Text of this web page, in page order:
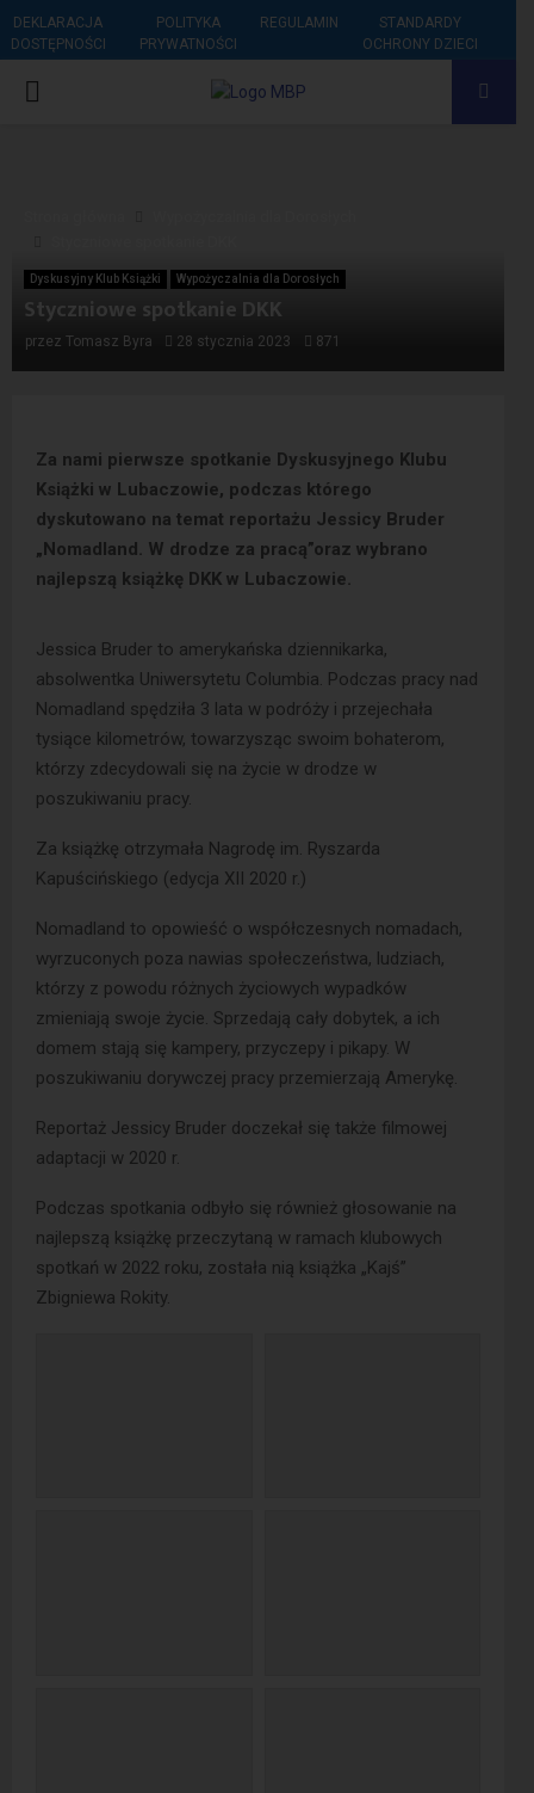
DEKLARACJA
DOSTĘPNOŚCI
POLITYKA
PRYWATNOŚCI
REGULAMIN
STANDARDY
OCHRONY DZIECI
PRIMARY
Dyskusyjny Klub Książki Wypożyczalnia dla Dorosłych
Styczniowe spotkanie DKK
przez Tomasz Byra 28 stycznia 2023 871
Za nami pierwsze spotkanie Dyskusyjnego Klubu
Książki w Lubaczowie, podczas którego
dyskutowano na temat reportażu Jessicy Bruder
„Nomadland. W drodze za pracą”oraz wybrano
najlepszą książkę DKK w Lubaczowie.
Jessica Bruder to amerykańska dziennikarka,
absolwentka Uniwersytetu Columbia. Podczas pracy nad
Nomadland spędziła 3 lata w podróży i przejechała
tysiące kilometrów, towarzysząc swoim bohaterom,
którzy zdecydowali się na życie w drodze w
poszukiwaniu pracy.
Za książkę otrzymała Nagrodę im. Ryszarda
Kapuścińskiego (edycja XII 2020 r.)
Nomadland to opowieść o współczesnych nomadach,
wyrzuconych poza nawias społeczeństwa, ludziach,
którzy z powodu różnych życiowych wypadków
zmieniają swoje życie. Sprzedają cały dobytek, a ich
domem stają się kampery, przyczepy i pikapy. W
poszukiwaniu dorywczej pracy przemierzają Amerykę.
Reportaż Jessicy Bruder doczekał się także filmowej
adaptacji w 2020 r.
Podczas spotkania odbyło się również głosowanie na
najlepszą książkę przeczytaną w ramach klubowych
spotkań w 2022 roku, została nią książka „Kajś”
Zbigniewa Rokity.